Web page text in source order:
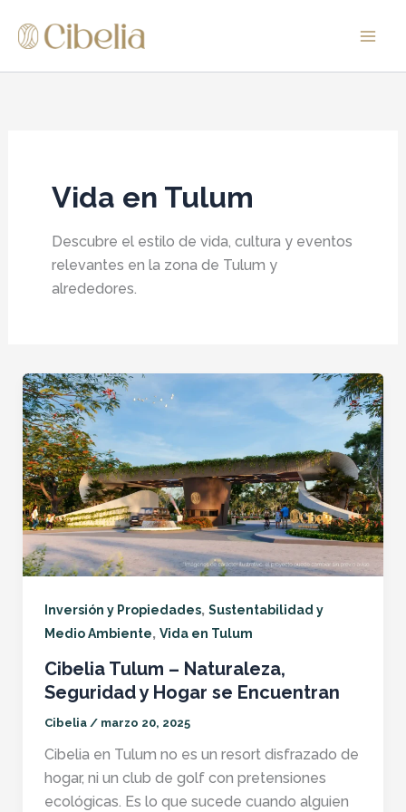
Vida en Tulum
Descubre el estilo de vida, cultura y eventos
relevantes en la zona de Tulum y
alrededores.
Inversión y Propiedades, Sustentabilidad y
Medio Ambiente, Vida en Tulum
Cibelia Tulum – Naturaleza,
Seguridad y Hogar se Encuentran
Cibelia / marzo 20, 2025
Cibelia en Tulum no es un resort disfrazado de
hogar, ni un club de golf con pretensiones
ecológicas. Es lo que sucede cuando alguien